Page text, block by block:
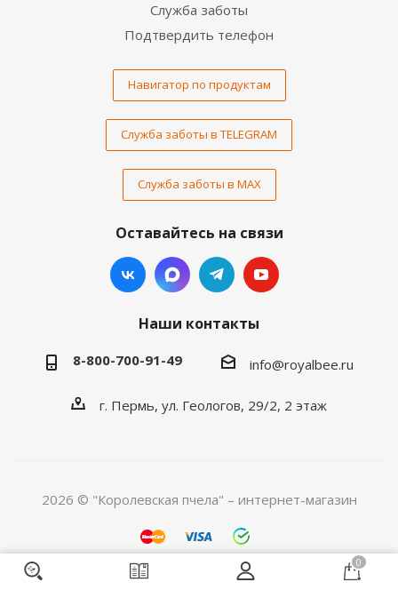
Служба заботы
Подтвердить телефон
Навигатор по продуктам
Служба заботы в TELEGRAM
Служба заботы в MAX
Оставайтесь на связи
Наши контакты
8-800-700-91-49 info@royalbee.ru
г. Пермь, ул. Геологов, 29/2, 2 этаж
2026 © "Королевская пчела" – интернет-магазин
0